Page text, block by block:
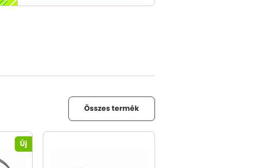
Összes termék
Új